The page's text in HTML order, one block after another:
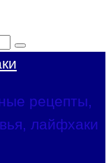
рецепты,
лайфхаки